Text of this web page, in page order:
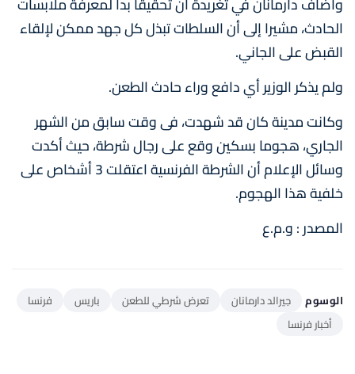
الحادث، مشيرا إلى أن السلطات تبذل كل جهد ممكن لإلقاء
القبض على الجاني.
ولم يذكر الوزير أي دافع وراء حادث الطعن.
وكانت مدينة كان قد شهدت، فى وقت سابق من الشهر
الجاري، هجوما بسكين وقع على رجال شرطة، حيث أكدت
وسائل الإعلام أن الشرطة الفرنسية اعتقلت 3 أشخاص على
خلفية هذا الهجوم.
المصدر : و.م.ع
الوسوم جيرالد دارمانان تعرض شرطي للطعن باريس
فرنسا
أخبار فرنسا